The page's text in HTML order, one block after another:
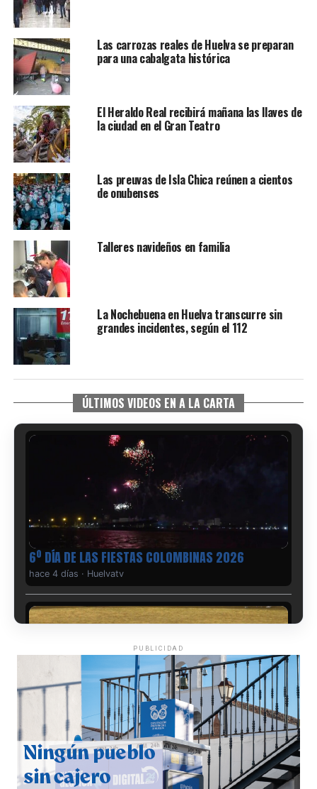
Las carrozas reales de Huelva se preparan
para una cabalgata histórica
El Heraldo Real recibirá mañana las llaves de
la ciudad en el Gran Teatro
Las preuvas de Isla Chica reúnen a cientos
de onubenses
Talleres navideños en familia
La Nochebuena en Huelva transcurre sin
grandes incidentes, según el 112
ÚLTIMOS VIDEOS EN A LA CARTA
6º DÍA DE LAS FIESTAS COLOMBINAS 2026
hace 4 días · Huelvatv
QUINTA CORRIDA DE LAS FIESTAS COLOMBINAS
2026
hace 5 días·Huelvatv
PUBLICIDAD